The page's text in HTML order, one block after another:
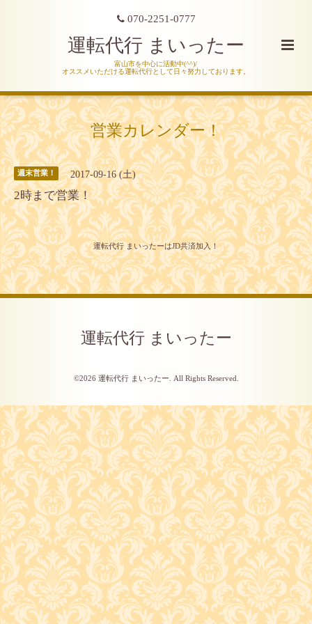
070-2251-0777
運転代行 まいったー
富山市を中心に活動中(^^)/
オススメいただける運転代行として日々努力しております。
営業カレンダー！
週末営業！ 2017-09-16 (土)
2時まで営業！
運転代行 まいったーはJD共済加入！
運転代行 まいったー
©2026 運転代行 まいったー . All Rights Reserved.